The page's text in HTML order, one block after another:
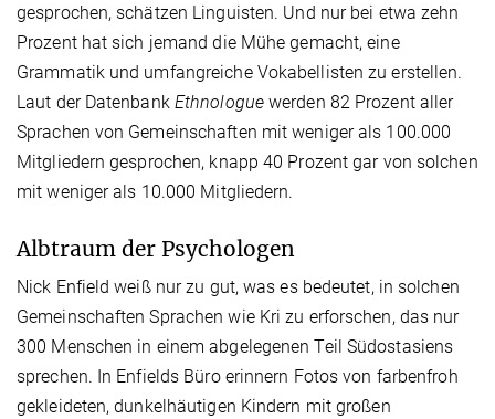
gesprochen, schätzen Linguisten. Und nur bei etwa zehn
Prozent hat sich jemand die Mühe gemacht, eine
Grammatik und umfangreiche Vokabellisten zu erstellen.
Laut der Datenbank Ethnologuewerden 82 Prozent aller
Sprachen von Gemeinschaften mit weniger als 100.000
Mitgliedern gesprochen, knapp 40 Prozent gar von solchen
mit weniger als 10.000 Mitgliedern.
Albtraum der Psychologen
Nick Enfield weiß nur zu gut, was es bedeutet, in solchen
Gemeinschaften Sprachen wie Kri zu erforschen, das nur
300 Menschen in einem abgelegenen Teil Südostasiens
sprechen. In Enfields Büro erinnern Fotos von farbenfroh
gekleideten, dunkelhäutigen Kindern mit großen